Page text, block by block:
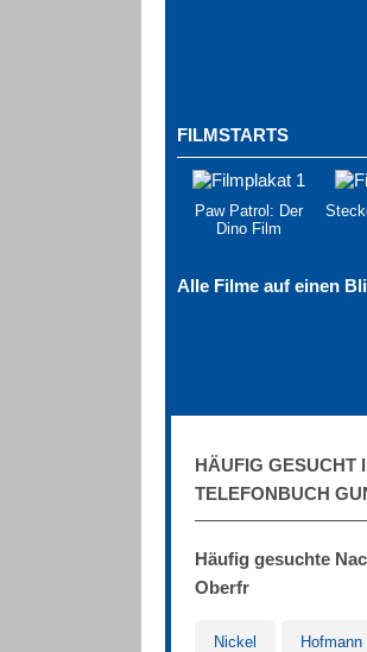
FILMSTARTS
Paw Patrol: Der
Dino Film
Alle Filme auf einen
HÄUFIG GESUCHT
TELEFONBUCH
Häufig gesuchte
Oberfr
Nickel Hofmann